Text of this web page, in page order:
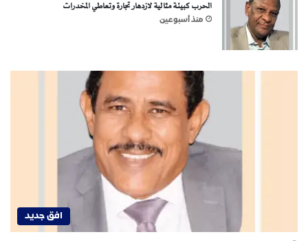
الحرب كبيئة مثالية لازدهار تجارة وتعاطي المخدرات
منذ أسبوعين
افق جديد